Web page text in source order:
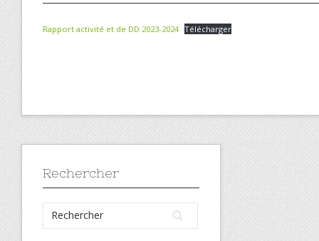
Rapport activité et de DD 2023-2024 Télécharger
Rechercher